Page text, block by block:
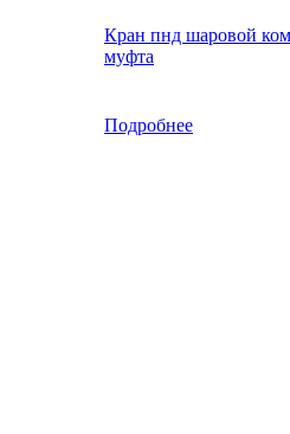
Кран пнд шаровой
муфта
Подробнее